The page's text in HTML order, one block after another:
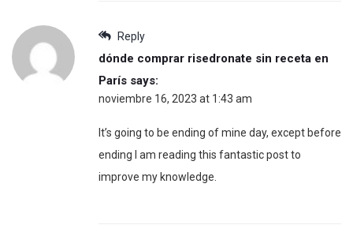
Reply
dónde comprar risedronate sin receta en
París says:
noviembre 16, 2023 at 1:43 am
It’s going to be ending of mine day, except before
ending I am reading this fantastic post to
improve my knowledge.